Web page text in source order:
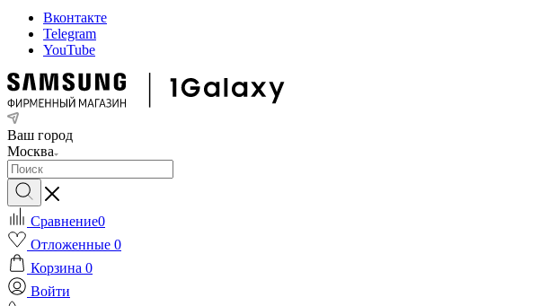
Вконтакте
Telegram
YouTube
Ваш город
Москва
Сравнение0
Отложенные 0
Корзина 0
Войти